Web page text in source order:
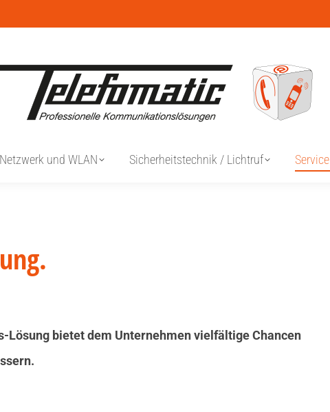
Netzwerk und WLAN Sicherheitstechnik / Lichtruf Service
bietet dem Unternehmen vielfältige Chancen